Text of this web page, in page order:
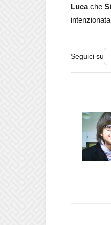
Lucache
Seguici su